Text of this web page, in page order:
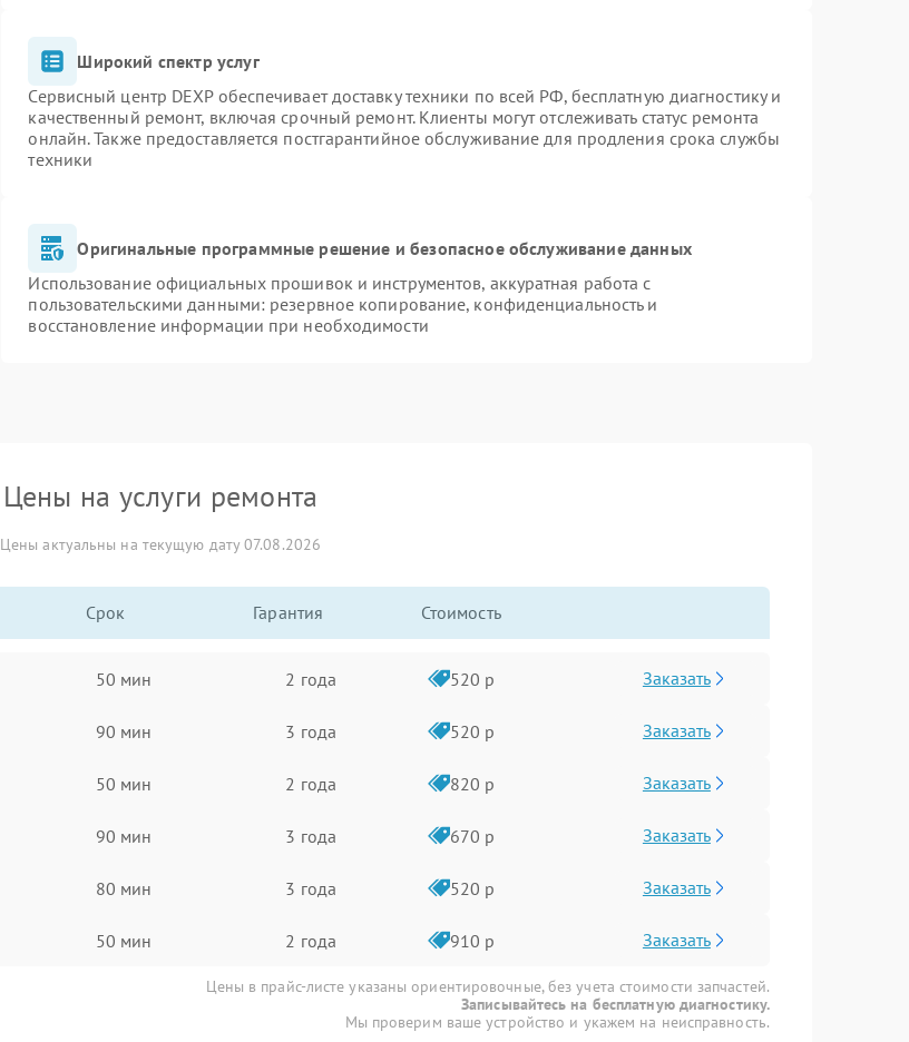
Широкий спектр услуг
Сервисный центр DEXP обеспечивает доставку техники по всей РФ, бесплатную диагностику и
качественный ремонт, включая срочный ремонт. Клиенты могут отслеживать статус ремонта
онлайн. Также предоставляется постгарантийное обслуживание для продления срока службы
техники
Оригинальные программные решение и безопасное обслуживание данных
Использование официальных прошивок и инструментов, аккуратная работа с
пользовательскими данными: резервное копирование, конфиденциальность и
восстановление информации при необходимости
Цены на услуги ремонта
Цены актуальны на текущую дату 07.08.2026
Срок Гарантия Стоимость
50 мин 2 года 520 р Заказать
90 мин 3 года 520 р Заказать
50 мин 2 года 820 р Заказать
90 мин 3 года 670 р Заказать
80 мин 3 года 520 р Заказать
50 мин 2 года 910 р Заказать
Цены в прайс-листе указаны ориентировочные, без учета стоимости запчастей.
Записывайтесь на бесплатную диагностику.
Мы проверим ваше устройство и укажем на неисправность.